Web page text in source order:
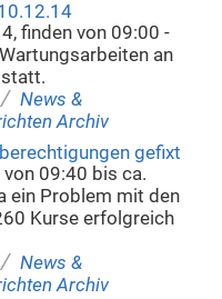
finden von 09:00 -
an
/ News &
Archiv
gefixt
von 09:40 bis ca.
ein Problem mit den
Kurse erfolgreich
/ News &
Archiv